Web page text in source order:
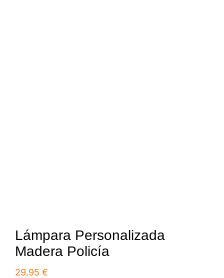
Lámpara Personalizada
Madera Policía
29.95 €